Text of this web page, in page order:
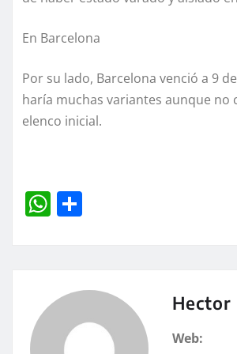
En Barcelona
Por su lado, Barcelona venció a 9
haría muchas variantes aunque no
elenco inicial.
W
A
rt
Hector
Web: